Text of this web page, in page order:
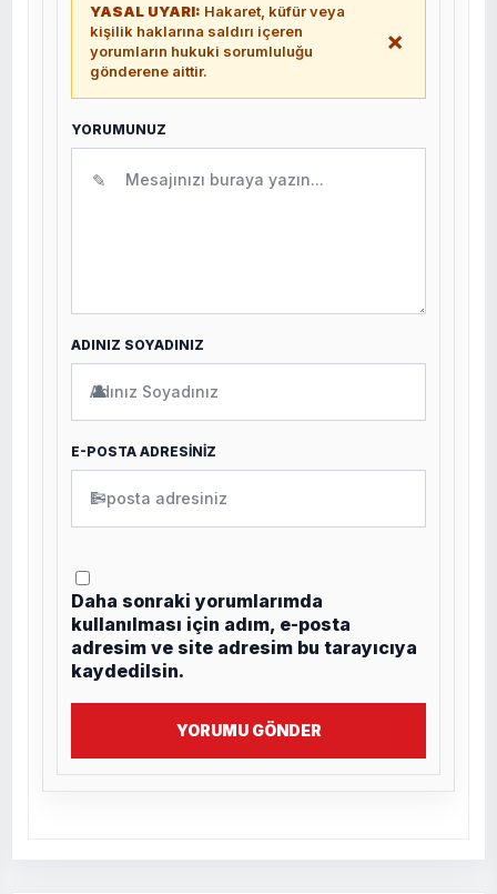
YASAL UYARI: Hakaret, küfür veya
kişilik haklarına saldırı içeren
yorumların hukuki sorumluluğu
gönderene aittir.
×
YORUMUNUZ
✎
ADINIZ SOYADINIZ
👤
E-POSTA ADRESİNİZ
✉
Daha sonraki yorumlarımda
kullanılması için adım, e-posta
adresim ve site adresim bu tarayıcıya
kaydedilsin.
YORUMU GÖNDER